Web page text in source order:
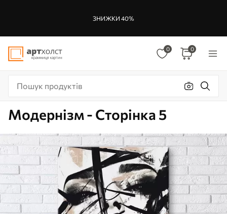
ЗНИЖКИ 40%
0 0
Модернізм - Сторінка 5